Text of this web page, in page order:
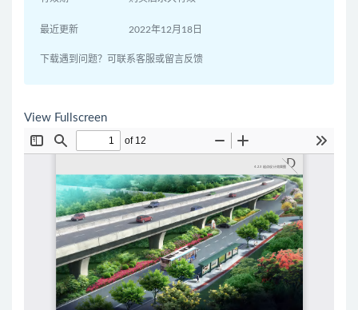
最近更新 2022年12月18日
下载遇到问题？可联系客服或留言反馈
View Fullscreen